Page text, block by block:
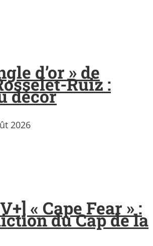
d’or » de
Ruiz :
décor
2026
« Cape Fear » :
du Cap de la